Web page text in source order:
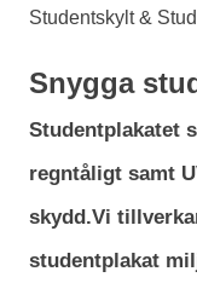
Studentskylt &
Snygga
Studentplakatet
regntåligt samt
skydd.Vi
studentplakat